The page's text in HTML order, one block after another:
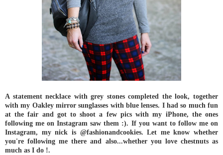
A statement necklace with grey stones completed the look, together
with my Oakley mirror sunglasses with blue lenses. I had so much fun
at the fair and got to shoot a few pics with my iPhone, the ones
following me on Instagram saw them :). If you want to follow me on
Instagram, my nick is @fashionandcookies. Let me know whether
you're following me there and also...whether you love chestnuts as
much as I do !.